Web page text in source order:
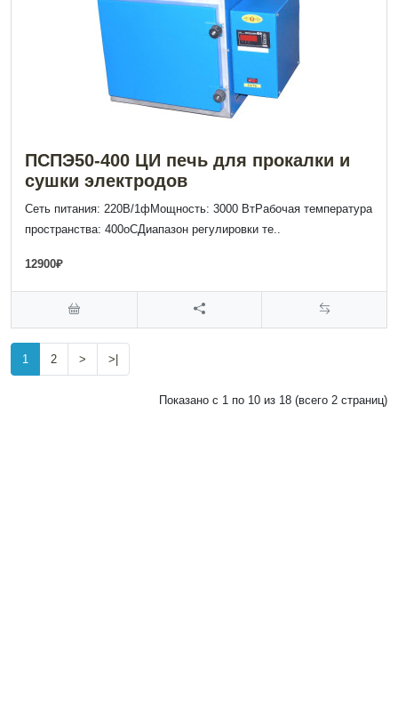
ПСПЭ50-400 ЦИ печь для прокалки и
сушки электродов
Сеть питания: 220В/1фМощность: 3000 ВтРабочая температура
пространства: 400оСДиапазон регулировки те..
12900₽
1 2 > >|
Показано с 1 по 10 из 18 (всего 2 страниц)